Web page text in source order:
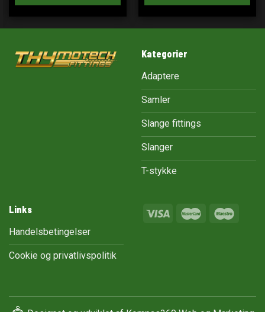
Kategorier
Adaptere
Samler
Slange fittings
Slanger
T-stykke
Links
Handelsbetingelser
Cookie og privatlivspolitik